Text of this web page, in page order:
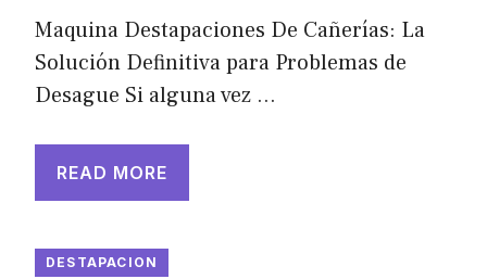
Maquina Destapaciones De Cañerías: La
Solución Definitiva para Problemas de
Desague Si alguna vez …
READ MORE
DESTAPACION